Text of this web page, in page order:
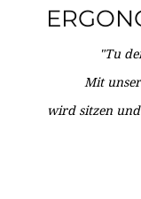
"Tu
Mit
wird sitzen